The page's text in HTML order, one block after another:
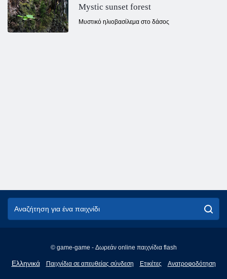
Mystic sunset forest
Μυστικό ηλιοβασίλεμα στο δάσος
© game-game - Δωρεάν online παιχνίδια flash
Ελληνικά
English
Παιχνίδια σε απευθείας σύνδεση Ετικέτες Ανατροφοδότηση